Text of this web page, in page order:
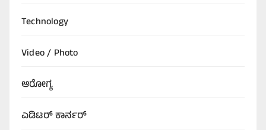
Technology
Video / Photo
ಆರೋಗ್ಯ
ಎಡಿಟರ್‌ ಕಾರ್ನರ್